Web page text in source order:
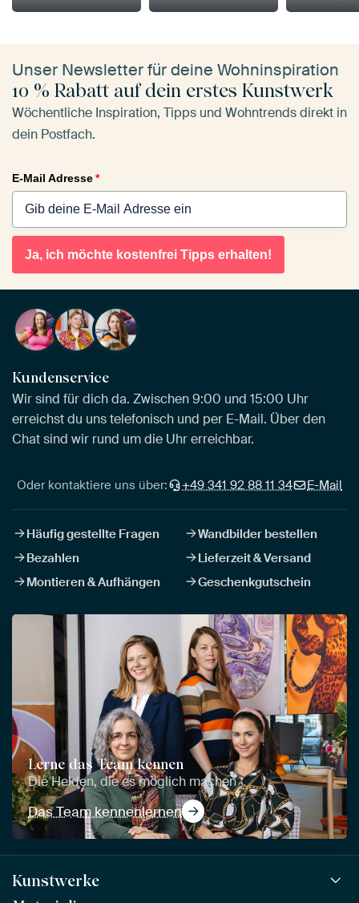
Unser Newsletter für deine Wohninspiration
10 % Rabatt auf dein erstes Kunstwerk
Wöchentliche Inspiration, Tipps und Wohntrends direkt in
dein Postfach.
E-Mail Adresse*
Ja, ich möchte kostenfrei Tipps erhalten!
Kundenservice
Wir sind für dich da. Zwischen 9:00 und 15:00 Uhr
erreichst du uns telefonisch und per E-Mail. Über den
Chat sind wir rund um die Uhr erreichbar.
Oder kontaktiere uns über: +49 341 92 88 11 34 E-Mail
Häufig gestellte Fragen
Wandbilder bestellen
Bezahlen
Lieferzeit & Versand
Montieren & Aufhängen
Geschenkgutschein
Lerne das Team kennen
Die Helden, die es möglich machen
Das Team kennenlernen
Kunstwerke